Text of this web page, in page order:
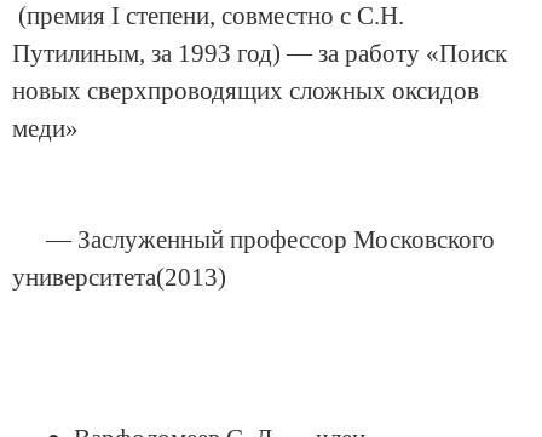
(премия I степени, совместно с С.Н.
Путилиным, за 1993 год) — за работу «Поиск
новых сверхпроводящих сложных оксидов
меди»
— Заслуженный профессор Московского
университета(2013)